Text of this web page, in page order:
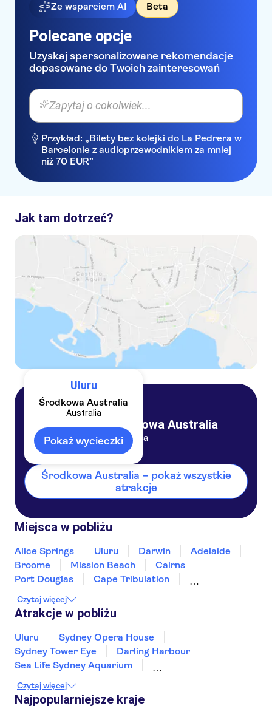
Ze wsparciem AI Beta
Polecane opcje
Uzyskaj spersonalizowane rekomendacje
dopasowane do Twoich zainteresowań
Zapytaj o cokolwiek...
Przykład: „Bilety bez kolejki do La Pedrera w
Barcelonie z audioprzewodnikiem za mniej
niż 70 EUR”
Jak tam dotrzeć?
Uluru
Środkowa Australia
Australia
Pokaż wycieczki
Środkowa Australia
Australia
Środkowa Australia – pokaż wszystkie
atrakcje
Miejsca w pobliżu
Alice Springs Uluru Darwin
Adelaide
Broome
Mission Beach
Cairns
Port Douglas
Cape Tribulation
Blue Mountains
Geelong
Czytaj więcej
Atrakcje w pobliżu
Uluru
Sydney Opera House
Sydney Tower Eye
Darling Harbour
Sea Life Sydney Aquarium
Puffing Billy Railway
Great Ocean Road
Czytaj więcej
Najpopularniejsze kraje